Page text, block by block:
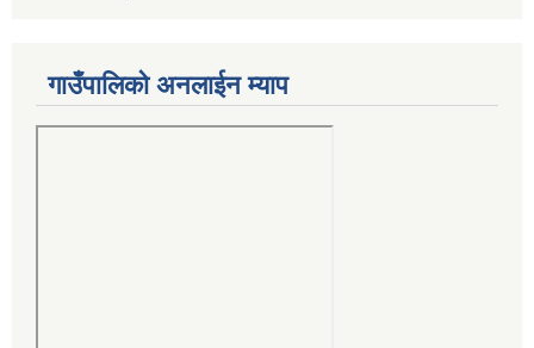
गाउँपालिको अनलाईन म्याप